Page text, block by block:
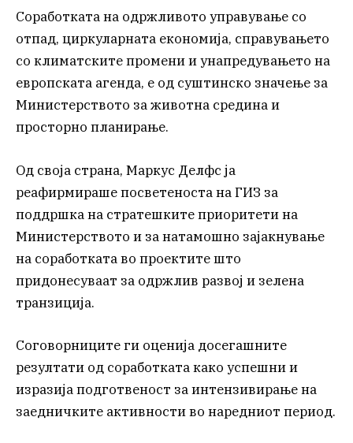
Соработката на одржливото управување со
отпад, циркуларната економија, справувањето
со климатските промени и унапредувањето на
европската агенда, е од суштинско значење за
Министерството за животна средина и
просторно планирање.
Од своја страна, Маркус Делфс ја
реафирмираше посветеноста на ГИЗ за
поддршка на стратешките приоритети на
Министерството и за натамошно зајакнување
на соработката во проектите што
придонесуваат за одржлив развој и зелена
транзиција.
Соговорниците ги оценија досегашните
резултати од соработката како успешни и
изразија подготвеност за интензивирање на
заедничките активности во наредниот период.